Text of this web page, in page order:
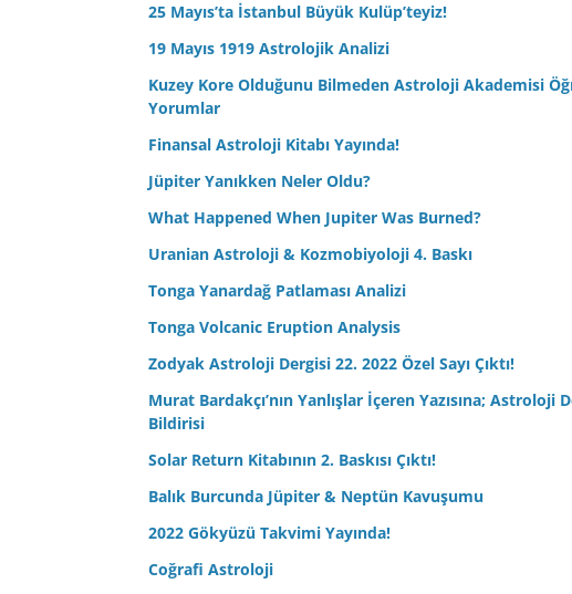
25 Mayıs’ta İstanbul Büyük Kulüp’teyiz!
19 Mayıs 1919 Astrolojik Analizi
Kuzey Kore Olduğunu Bilmeden Astroloji Akademisi
Yorumlar
Finansal Astroloji Kitabı Yayında!
Jüpiter Yanıkken Neler Oldu?
What Happened When Jupiter Was Burned?
Uranian Astroloji & Kozmobiyoloji 4. Baskı
Tonga Yanardağ Patlaması Analizi
Tonga Volcanic Eruption Analysis
Zodyak Astroloji Dergisi 22. 2022 Özel Sayı Çıktı!
Murat Bardakçı’nın Yanlışlar İçeren Yazısına; Astroloji
Bildirisi
Solar Return Kitabının 2. Baskısı Çıktı!
Balık Burcunda Jüpiter & Neptün Kavuşumu
2022 Gökyüzü Takvimi Yayında!
Coğrafi Astroloji